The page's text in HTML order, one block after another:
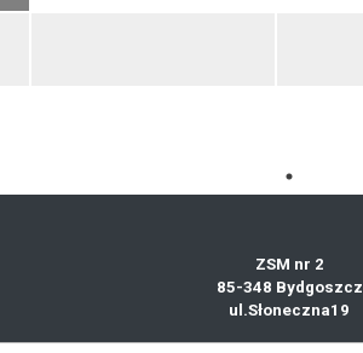
ZSM nr 2
85-348 Bydgoszcz
ul.Słoneczna19